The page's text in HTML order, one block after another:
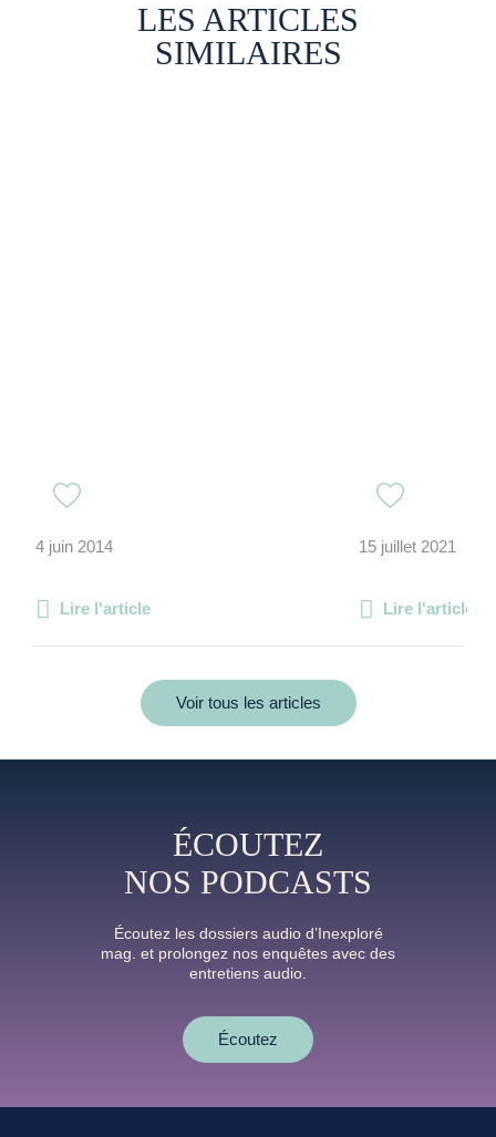
LES ARTICLES
SIMILAIRES
4 juin 2014
Lire l'article
15 juillet 2021
Lire l'article
Voir tous les articles
ÉCOUTEZ
NOS PODCASTS
Écoutez les dossiers audio d’Inexploré
mag. et prolongez nos enquêtes avec des
entretiens audio.
Écoutez